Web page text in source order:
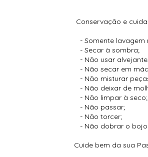
Conservação e
- Somente lavagem
- Secar à sombra;
- Não usar
- Não secar em
- Não misturar
- Não deixar de
- Não limpar à seco;
- Não passar;
- Não torcer;
- Não dobrar o
Cuide bem da sua